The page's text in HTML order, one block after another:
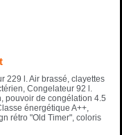
229 l. Air brassé, clayettes
Congelateur 92 l.
pouvoir de congélation 4.5
énergétique A++,
rétro "Old Timer", coloris